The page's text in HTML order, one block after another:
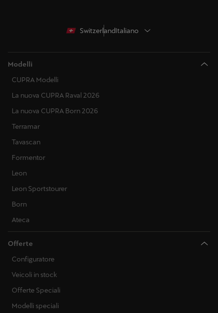
SwitzerlandItaliano
Modelli
CUPRA Modelli
La nuova CUPRA Raval 2026
La nuova CUPRA Born 2026
Terramar
Tavascan
Formentor
Leon
Leon Sportstourer
Born
Ateca
Offerte
Configuratore
Veicoli in stock
Offerte Speciali
Modelli speciali